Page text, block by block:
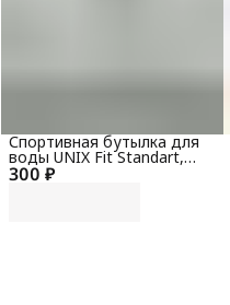
300 ₽
Спортивная бутылка для
воды UNIX Fit Standart,
600 мл, черный